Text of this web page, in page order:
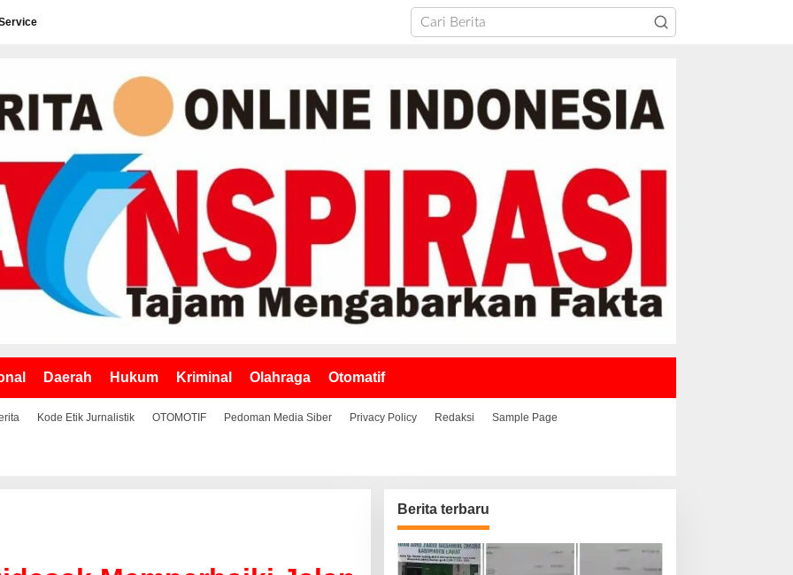
Daerah Hukum Kriminal Olahraga Otomatif
Kode Etik Jurnalistik OTOMOTIF Pedoman Media Siber Privacy Policy Redaksi Sample Page
Berita terbaru